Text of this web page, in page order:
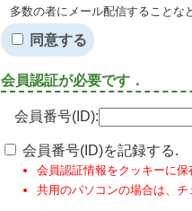
多数の者にメール配信することな
同意する
会員認証が必要です．
会員番号(ID):
会員番号(ID)を記録する.
会員認証情報をクッキーに保
共用のパソコンの場合は、チ